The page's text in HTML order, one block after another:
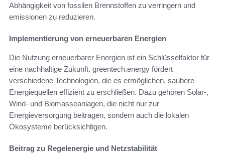
Abhängigkeit von fossilen Brennstoffen zu verringern und
emissionen zu reduzieren.
Implementierung von erneuerbaren Energien
Die Nutzung erneuerbarer Energien ist ein Schlüsselfaktor für
eine nachhaltige Zukunft. greentech.energy fördert
verschiedene Technologien, die es ermöglichen, saubere
Energiequellen effizient zu erschließen. Dazu gehören Solar-,
Wind- und Biomasseanlagen, die nicht nur zur
Energieversorgung beitragen, sondern auch die lokalen
Ökosysteme berücksichtigen.
Beitrag zu Regelenergie und Netzstabilität